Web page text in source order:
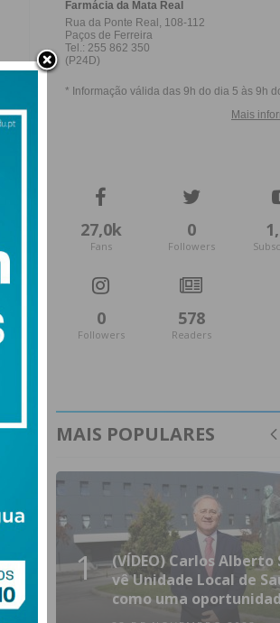
27,0k
Fans
0
Followers
0
Followers
578
Readers
MAIS POPULARES
1
(VÍDEO) Carlos Alberto
vê Unidade Local de
como uma